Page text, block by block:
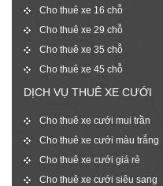
Cho thuê xe 16 chỗ
Cho thuê xe 29 chỗ
Cho thuê xe 35 chỗ
Cho thuê xe 45 chỗ
DỊCH VỤ THUÊ XE CƯỚI
Cho thuê xe cưới mui trần
Cho thuê xe cưới màu trắng
Cho thuê xe cưới giá rẻ
Cho thuê xe cưới siêu sang